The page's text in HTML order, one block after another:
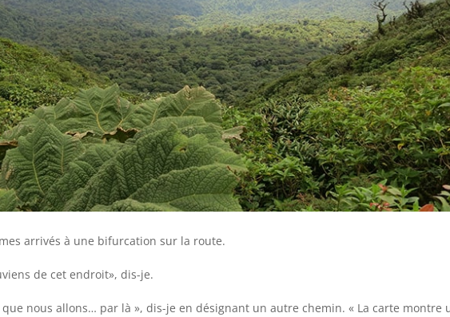
arrivés à une bifurcation sur la route.
de cet endroit», dis-je.
que nous allons… par là », dis-je en désignant un autre chemin. « La carte montre